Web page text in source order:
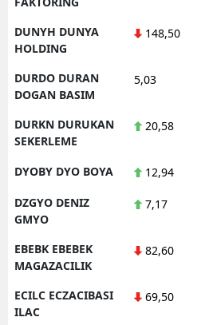
DUNYH DUNYA
HOLDING
148,50
DURDO DURAN
DOGAN BASIM
5,03
DURKN DURUKAN
SEKERLEME
20,58
DYOBY DYO BOYA 12,94
DZGYO DENIZ
GMYO
7,17
EBEBK EBEBEK
MAGAZACILIK
82,60
ECILC ECZACIBASI
ILAC
69,50